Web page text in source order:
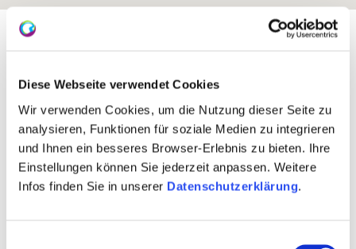
Diese Webseite verwendet Cookies
Wir verwenden Cookies, um die Nutzung dieser Seite zu
analysieren, Funktionen für soziale Medien zu integrieren
und Ihnen ein besseres Browser-Erlebnis zu bieten. Ihre
Einstellungen können Sie jederzeit anpassen. Weitere
Infos finden Sie in unserer Datenschutzerklärung.
Exposition:Ost